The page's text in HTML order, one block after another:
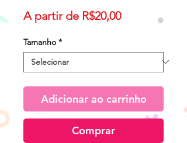
A partir de R$20,00Preço
Tamanho *
Adicionar ao carrinho
Comprar